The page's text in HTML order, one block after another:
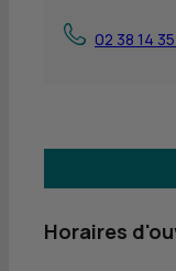
02 38 14
Horaires